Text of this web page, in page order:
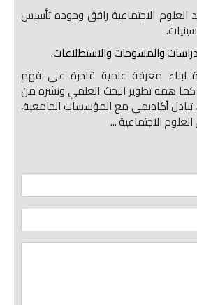
العلوم الاجتماعية رافق وجوده تأسيس
والمسوحات والاستطلاعات.
لبناء معرفة علمية قادرة على فهم
كما همه تطوير البحث العلمي ونشره من
تبادل أكاديمي مع المؤسسات الجامعية،
الاجتماعية ...